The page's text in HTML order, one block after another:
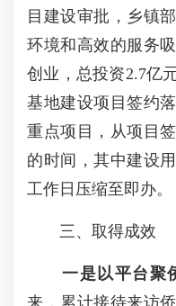
目建设审批，乡镇
环境和高效的服务
创业，总投资2.7亿
基地建设项目签约
重点项目，从项目
的时间，其中建设
工作日压缩至即办。
三、取得成效
一是以平台聚
来，累计接待来访